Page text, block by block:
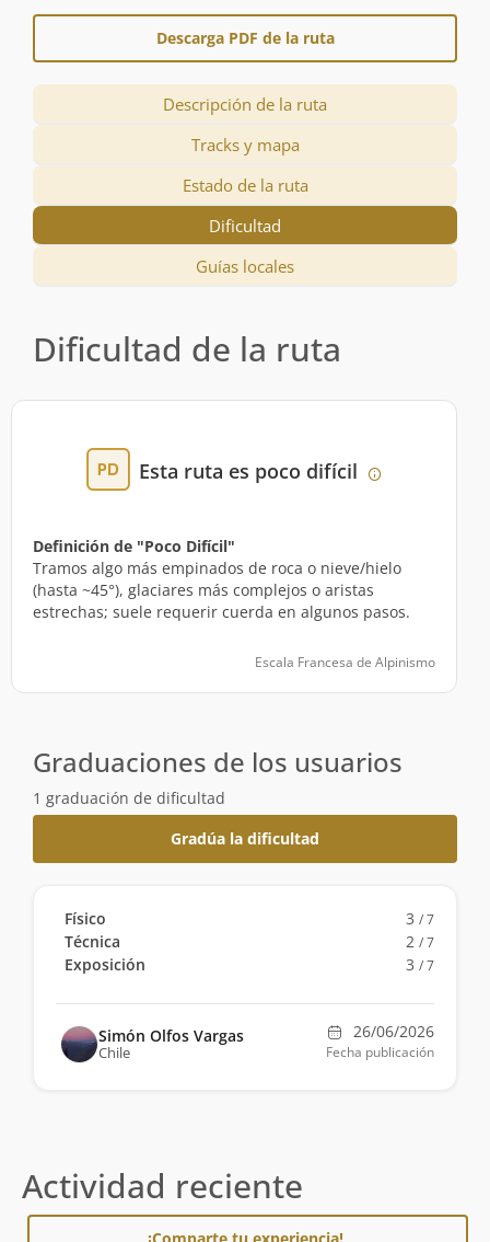
Descarga PDF de la ruta
Descripción de la ruta
Tracks y mapa
Estado de la ruta
Dificultad
Guías locales
Dificultad de la ruta
Esta ruta es poco difícil
Definición de "Poco Difícil"
Tramos algo más empinados de roca o nieve/hielo
(hasta ~45°), glaciares más complejos o aristas
estrechas; suele requerir cuerda en algunos pasos.
Escala Francesa de Alpinismo
Graduaciones de los usuarios
1 graduación de dificultad
Gradúa la dificultad
Físico 3 / 7
Técnica 2 / 7
Exposición 3 / 7
Simón Olfos Vargas
Chile
26/06/2026
Fecha publicación
Actividad reciente